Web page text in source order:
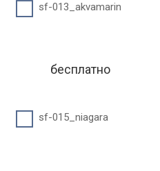
sf-013_akvamarin
бесплатно
sf-015_niagara